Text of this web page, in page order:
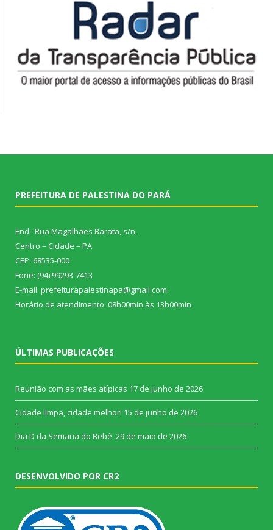
PREFEITURA DE PALESTINA DO PARÁ
End.: Rua Magalhães Barata, s/n,
Centro – Cidade – PA
CEP: 68535-000
Fone: (94) 99293-7413
E-mail: prefeiturapalestinapa@gmail.com
Horário de atendimento: 08h00min às 13h00min
ÚLTIMAS PUBLICAÇÕES
Reunião com as mães atípicas 17 de junho de 2026
Cidade limpa, cidade melhor! 15 de junho de 2026
Dia D da Semana do Bebê. 29 de maio de 2026
DESENVOLVIDO POR CR2